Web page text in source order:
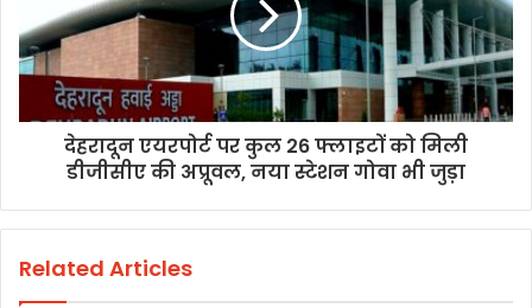
देहरादून एयरपोर्ट पर कुल 26 फ्लाइटों को मिली
डीजीसीए की अप्रूवल, नया स्टेशन गोवा भी जुड़ा
Related Articles